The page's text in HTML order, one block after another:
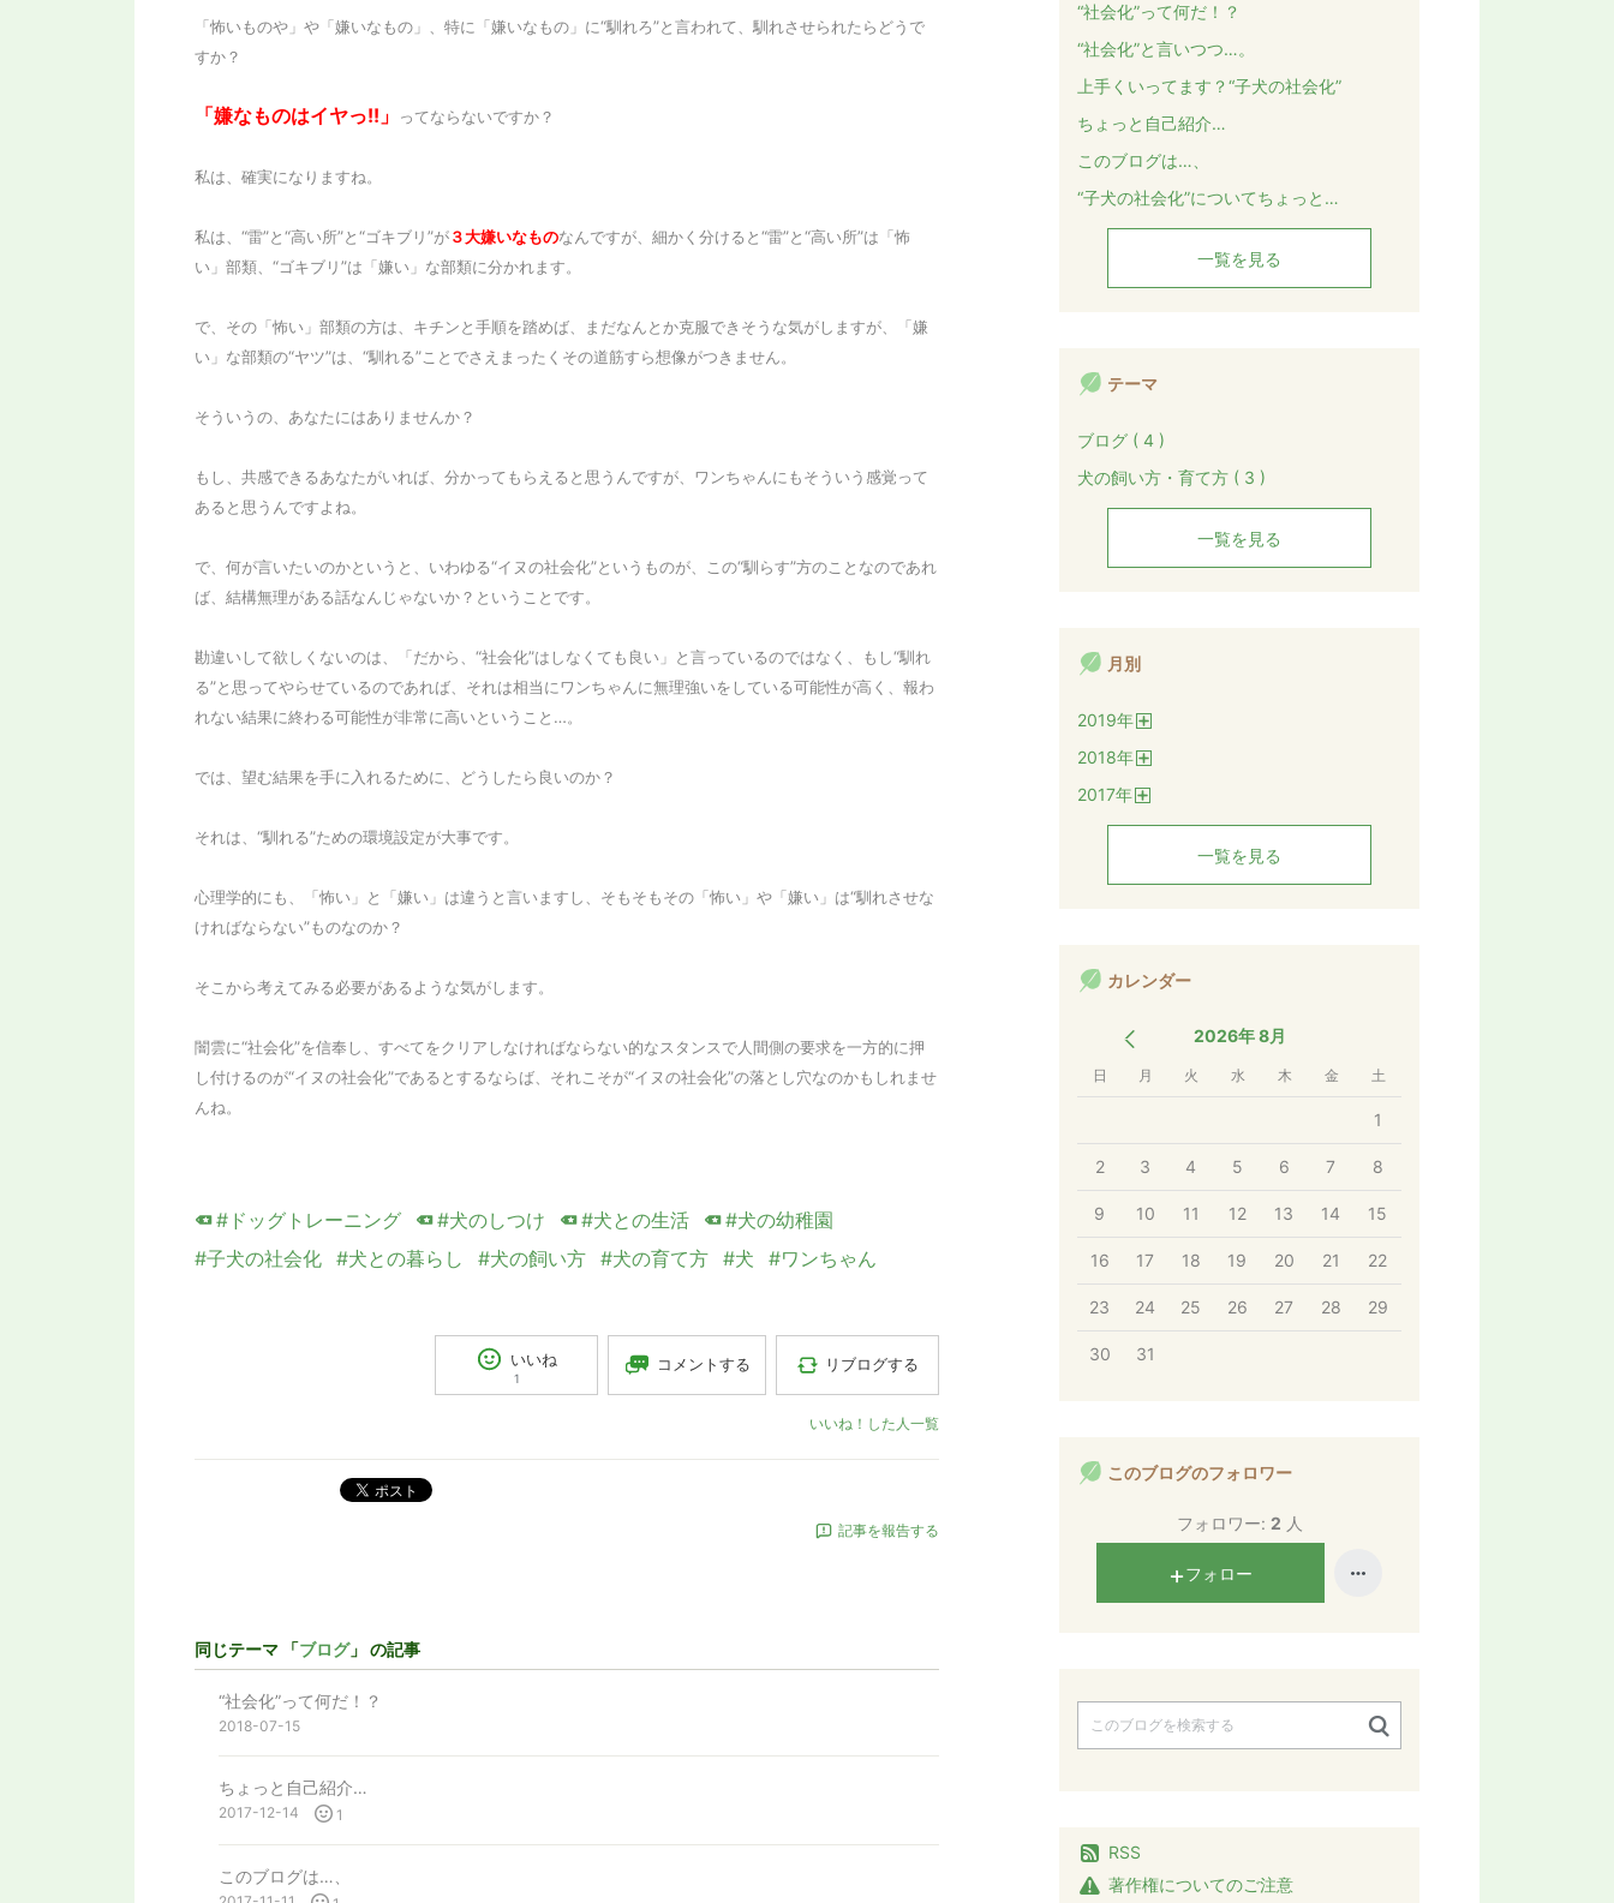
「怖いものや」や「嫌いなもの」、特に「嫌いなもの」に“馴れろ”と言われて、馴れさせられたらどうで
すか？
「嫌なものはイヤっ!!」 ってならないですか？
私は、確実になりますね。
私は、“雷”と“高い所”と“ゴキブリ”が３大嫌いなものなんですが、細かく分けると“雷”と“高い所”は「怖
い」部類、“ゴキブリ”は「嫌い」な部類に分かれます。
で、その「怖い」部類の方は、キチンと手順を踏めば、まだなんとか克服できそうな気がしますが、「嫌
い」な部類の“ヤツ”は、“馴れる”ことでさえまったくその道筋すら想像がつきません。
そういうの、あなたにはありませんか？
もし、共感できるあなたがいれば、分かってもらえると思うんですが、ワンちゃんにもそういう感覚って
あると思うんですよね。
で、何が言いたいのかというと、いわゆる“イヌの社会化”というものが、この“馴らす”方のことなのであれ
ば、結構無理がある話なんじゃないか？ということです。
勘違いして欲しくないのは、「だから、“社会化”はしなくても良い」と言っているのではなく、もし“馴れ
る”と思ってやらせているのであれば、それは相当にワンちゃんに無理強いをしている可能性が高く、報わ
れない結果に終わる可能性が非常に高いということ…。
では、望む結果を手に入れるために、どうしたら良いのか？
それは、“馴れる”ための環境設定が大事です。
心理学的にも、「怖い」と「嫌い」は違うと言いますし、そもそもその「怖い」や「嫌い」は“馴れさせな
ければならない”ものなのか？
そこから考えてみる必要があるような気がします。
闇雲に“社会化”を信奉し、すべてをクリアしなければならない的なスタンスで人間側の要求を一方的に押
し付けるのが“イヌの社会化”であるとするならば、それこそが“イヌの社会化”の落とし穴なのかもしれませ
んね。
#ドッグトレーニング #犬のしつけ #犬との生活
#犬の幼稚園
#子犬の社会化 #犬との暮らし #犬の飼い方 #犬の育て方 #犬 #ワンちゃん
いいね
1
コメントする リブログする
いいね！した人一覧
ポスト
記事を報告する
同じテーマ 「ブログ」 の記事
“社会化”って何だ！？
2018-07-15
ちょっと自己紹介…
2017-12-14 1
このブログは…、
“社会化”って何だ！？
“社会化”と言いつつ…。
上手くいってます？“子犬の社会化”
ちょっと自己紹介…
このブログは…、
“子犬の社会化”についてちょっと…
一覧を見る
テーマ
ブログ ( 4 )
犬の飼い方・育て方 ( 3 )
一覧を見る
月別
2019年
2018年
2017年
一覧を見る
カレンダー
2026年 8月
日 月 火 水 木 金 土
1
2 3 4 5 6 7 8
9 10 11 12 13 14 15
16 17 18 19 20 21 22
23 24 25 26 27 28 29
30 31
このブログのフォロワー
フォロワー: 2 人
フォロー
RSS
著作権についてのご注意